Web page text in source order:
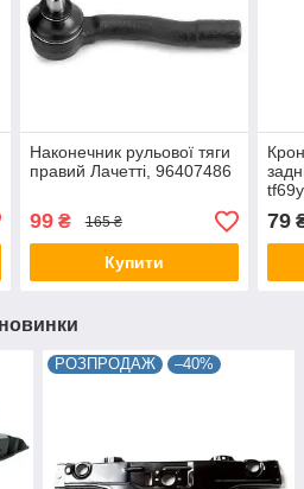
Наконечник рульової тяги
правий Лачетті, 96407486
99₴ 165 ₴
Купити
79
РОЗПРОДАЖ –40%